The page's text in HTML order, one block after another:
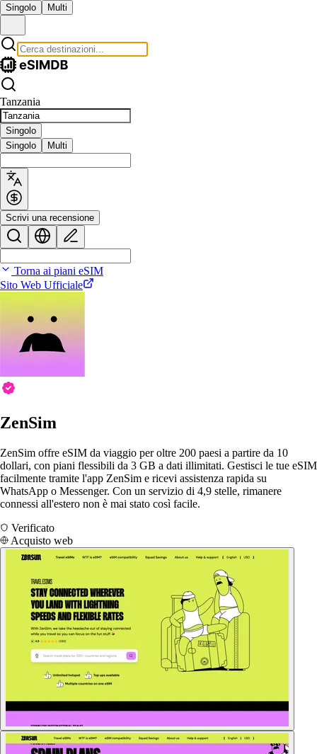
Singolo Multi
Tanzania
Singolo
Singolo
Multi
Scrivi una recensione
Torna ai piani eSIM
Sito Web Ufficiale
ZenSim
ZenSim offre eSIM da viaggio per oltre 200 paesi a partire da 10
dollari, con piani flessibili da 3 GB a dati illimitati. Gestisci le tue eSIM
facilmente tramite l'app ZenSim e ricevi assistenza rapida su
WhatsApp o Messenger. Con un servizio di 4,9 stelle, rimanere
connessi all'estero non è mai stato così facile.
Verificato
Acquisto web